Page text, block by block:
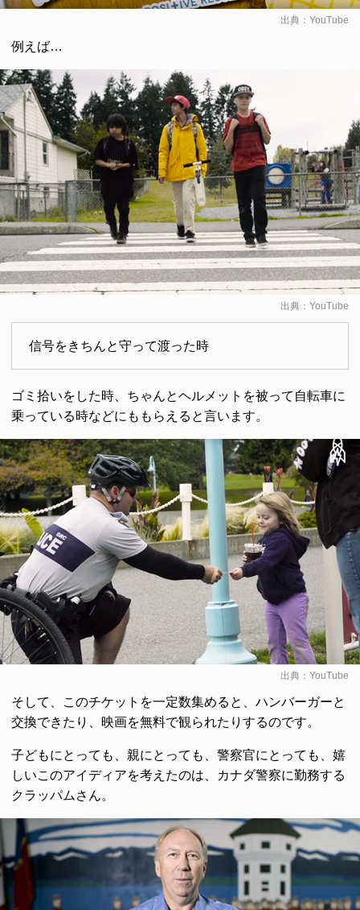
出典： YouTube
例えば…
出典： YouTube
信号をきちんと守って渡った時
ゴミ拾いをした時、ちゃんとヘルメットを被って自転車に
乗っている時などにももらえると言います。
出典： YouTube
そして、このチケットを一定数集めると、ハンバーガーと
交換できたり、映画を無料で観られたりするのです。
子どもにとっても、親にとっても、警察官にとっても、嬉
しいこのアイディアを考えたのは、カナダ警察に勤務する
クラッパムさん。